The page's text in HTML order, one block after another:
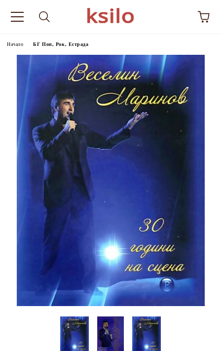
Начало БГ Поп, Рок, Естрада